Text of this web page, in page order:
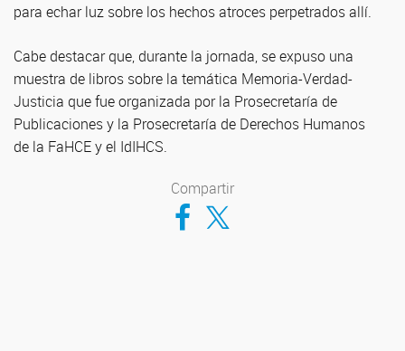
para echar luz sobre los hechos atroces perpetrados allí.
Cabe destacar que, durante la jornada, se expuso una
muestra de libros sobre la temática Memoria-Verdad-
Justicia que fue organizada por la Prosecretaría de
Publicaciones y la Prosecretaría de Derechos Humanos
de la FaHCE y el IdIHCS.
Compartir
Compartir en Facebook
Compartir en Twitter